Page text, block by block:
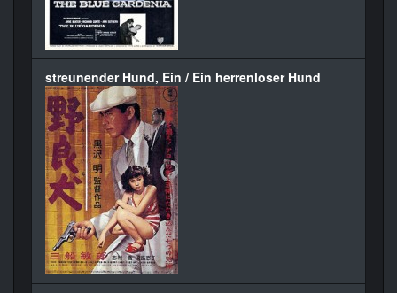
streunender Hund, Ein / Ein herrenloser Hund